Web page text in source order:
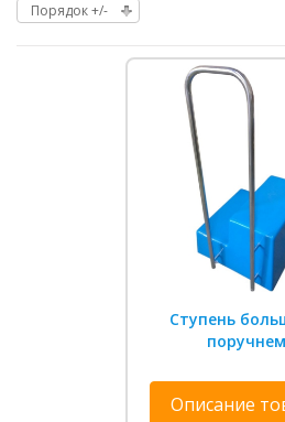
Порядок +/-
Ступень
поручнем
Описание